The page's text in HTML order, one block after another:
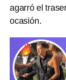
agarró el
ocasión.